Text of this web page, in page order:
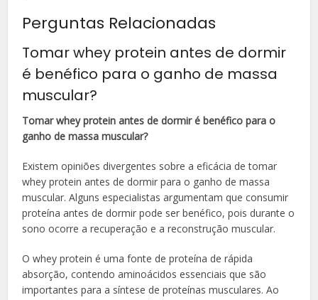
Perguntas Relacionadas
Tomar whey protein antes de dormir
é benéfico para o ganho de massa
muscular?
Tomar whey protein antes de dormir é benéfico para o
ganho de massa muscular?
Existem opiniões divergentes sobre a eficácia de tomar
whey protein antes de dormir para o ganho de massa
muscular. Alguns especialistas argumentam que consumir
proteína antes de dormir pode ser benéfico, pois durante o
sono ocorre a recuperação e a reconstrução muscular.
O whey protein é uma fonte de proteína de rápida
absorção, contendo aminoácidos essenciais que são
importantes para a síntese de proteínas musculares. Ao